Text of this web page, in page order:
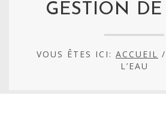
GESTION DE
VOUS ÊTES ICI: ACCUEIL /
L’EAU